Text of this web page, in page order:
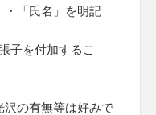
・「氏名」を明記
子を付加するこ
の有無等は好みで